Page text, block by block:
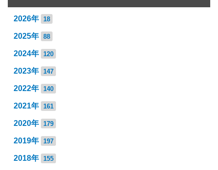
2026年 18
2025年 88
2024年 120
2023年 147
2022年 140
2021年 161
2020年 179
2019年 197
2018年 155